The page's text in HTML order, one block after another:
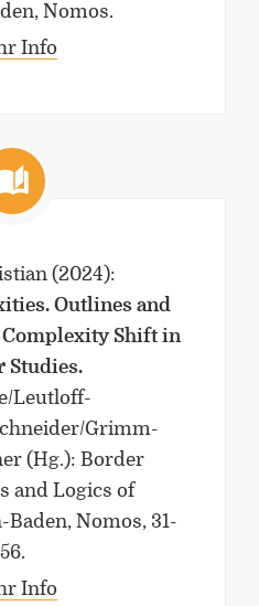
Nomos.
Info
(2024):
Outlines and
Complexity Shift in
Studies.
Leutloff-
Grimm-
(Hg.): Border
and Logics of
Nomos, 31-
56.
Info